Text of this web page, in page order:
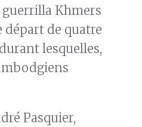
Khmers
départ de quatre
lesquelles,
Pasquier,